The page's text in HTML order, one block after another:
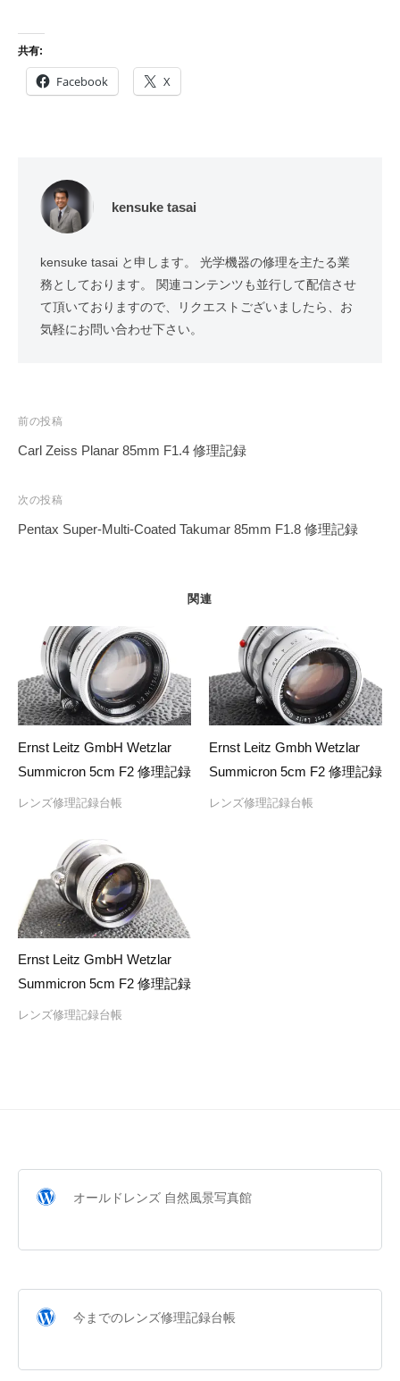
共有:
Facebook X
kensuke tasai
kensuke tasai と申します。 光学機器の修理を主たる業
務としております。 関連コンテンツも並行して配信させ
て頂いておりますので、リクエストございましたら、お
気軽にお問い合わせ下さい。
投
稿
ビ
ゲ
前の投稿
Carl Zeiss Planar 85mm F1.4 修理記録
次の投稿
Pentax Super-Multi-Coated Takumar 85mm F1.8 修理記録
関連
Ernst Leitz GmbH Wetzlar
Summicron 5cm F2 修理記録
レンズ修理記録台帳
Ernst Leitz Gmbh Wetzlar
Summicron 5cm F2 修理記録
レンズ修理記録台帳
Ernst Leitz GmbH Wetzlar
Summicron 5cm F2 修理記録
レンズ修理記録台帳
オールドレンズ 自然風景写真館
今までのレンズ修理記録台帳